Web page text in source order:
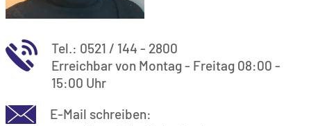
Tel.: 0521 / 144 - 2800
Erreichbar von Montag - Freitag 08:00 -
15:00 Uhr
E-Mail schreiben: